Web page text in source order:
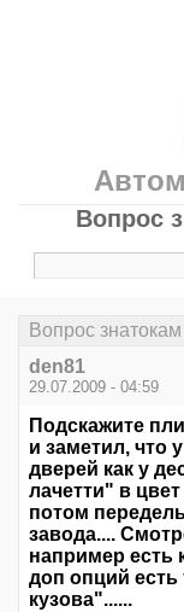
Вопрос
Вопрос
den81
29.07.2009 - 04:59
Подскажите
и заметил, что
дверей как у
лачетти" в
потом
завода....
например есть
доп опций есть
кузова"......